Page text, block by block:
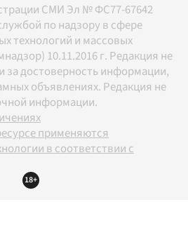
СМИ Эл № ФС77-67642
по надзору в сфере
технологий и массовых
10.11.2016 г. Редакция не
за достоверность информации,
объявлениях. Редакция не
информации.
применяются
в соответствии с
18+